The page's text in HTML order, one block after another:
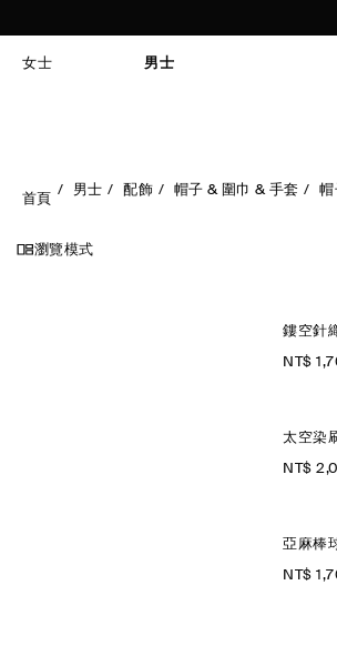
女士 男士
首頁
男士 配飾 帽子 & 圍巾 & 手套 帽
瀏覽模式
鏤空針
NT$
太空染
NT$
亞麻棒
NT$